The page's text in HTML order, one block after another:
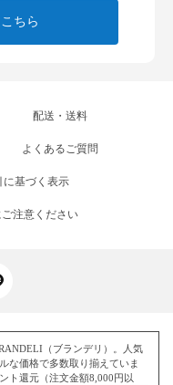
ちら
配送・送料
よくあるご質問
に基づく表示
注意ください
（ブランデリ）。人気
な価格で多数取り揃えていま
ト還元（注文金額8,000円以